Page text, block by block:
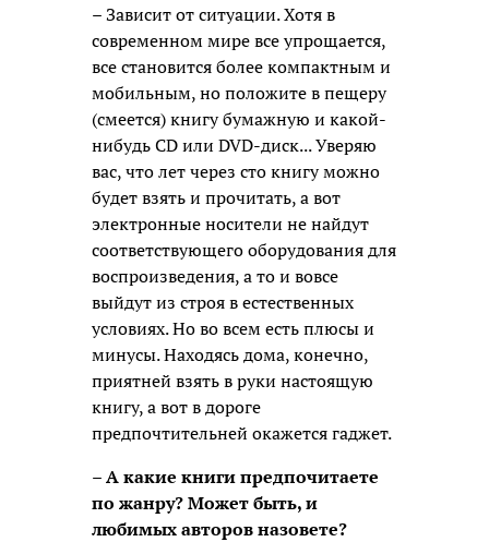
– Зависит от ситуации. Хотя в
современном мире все упрощается,
все становится более компактным и
мобильным, но положите в пещеру
(смеется) книгу бумажную и какой-
нибудь СD или DVD-диск... Уверяю
вас, что лет через сто книгу можно
будет взять и прочитать, а вот
электронные носители не найдут
соответствующего оборудования для
воспроизведения, а то и вовсе
выйдут из строя в естественных
условиях. Но во всем есть плюсы и
минусы. Находясь дома, конечно,
приятней взять в руки настоящую
книгу, а вот в дороге
предпочтительней окажется гаджет.
– А какие книги предпочитаете
по жанру? Может быть, и
любимых авторов назовете?